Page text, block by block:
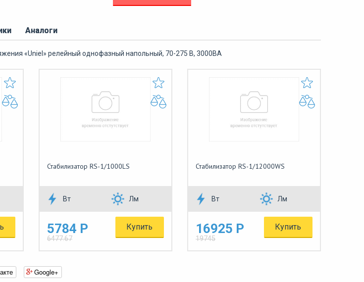
Аналоги
«Uniel» релейный однофазный напольный, 70-275 В, 3000ВА
Стабилизатор RS-1/1000LS
Вт Лм
5784 Р
6477.67
Купить
Стабилизатор RS-1/12000WS
Вт Лм
16925 Р
19745
Купить
Google+